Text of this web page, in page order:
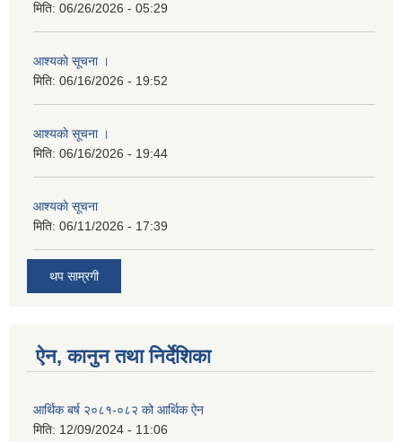
मिति: 06/26/2026 - 05:29
आश्यकाे सूचना ।
मिति: 06/16/2026 - 19:52
आश्यकाे सूचना ।
मिति: 06/16/2026 - 19:44
आश्यकाे सूचना
मिति: 06/11/2026 - 17:39
थप साम्रगी
ऐन, कानुन तथा निर्देशिका
आर्थिक बर्ष २०८१-०८२ को आर्थिक ऐन
मिति: 12/09/2024 - 11:06